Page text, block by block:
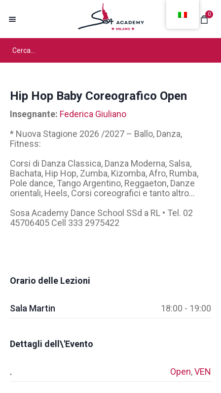
0
Hip Hop Baby Coreografico Open
Insegnante: Federica Giuliano
* Nuova Stagione 2026 /2027 – Ballo, Danza,
Fitness:
Corsi di Danza Classica, Danza Moderna, Salsa,
Bachata, Hip Hop, Zumba, Kizomba, Afro, Rumba,
Pole dance, Tango Argentino, Reggaeton, Danze
orientali, Heels, Corsi coreografici e tanto altro…
Sosa Academy Dance School SSd a RL • Tel. 02
45706405 Cell 333 2975422
Orario delle Lezioni
Sala Martin 18:00 - 19:00
Dettagli dell\'Evento
. Open,VEN